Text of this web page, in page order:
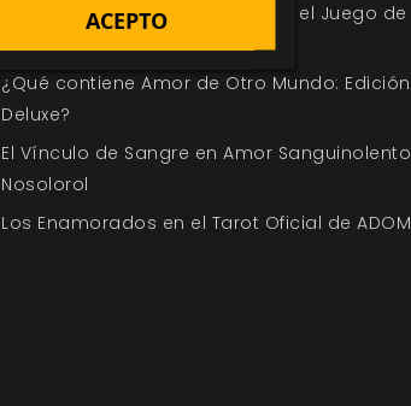
¿Qué contiene The Dark Crystal: el Juego de
Aventuras?
¿Qué contiene Amor de Otro Mundo: Edición
Deluxe?
El Vínculo de Sangre en Amor Sanguinolento |
Nosolorol
Los Enamorados en el Tarot Oficial de ADOM
ACEPTO